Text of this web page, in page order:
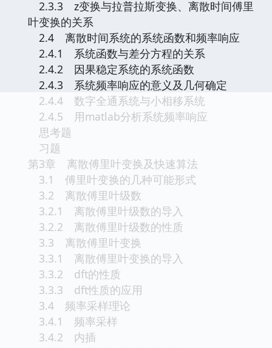
2.3.3 z变换与拉普拉斯变换、离散时间傅里
叶变换的关系
2.4 离散时间系统的系统函数和频率响应
2.4.1 系统函数与差分方程的关系
2.4.2 因果稳定系统的系统函数
2.4.3 系统频率响应的意义及几何确定
2.4.4 数字全通系统与小相移系统
2.4.5 用matlab分析系统频率响应
思考题
习题
第3章 离散傅里叶变换及快速算法
3.1 傅里叶变换的几种可能形式
3.2 离散傅里叶级数
3.2.1 离散傅里叶级数的导入
3.2.2 离散傅里叶级数的性质
3.3 离散傅里叶变换
3.3.1 离散傅里叶变换的导入
3.3.2 dft的性质
3.3.3 dft性质的应用
3.4 频率采样理论
3.4.1 频率采样
3.4.2 内插